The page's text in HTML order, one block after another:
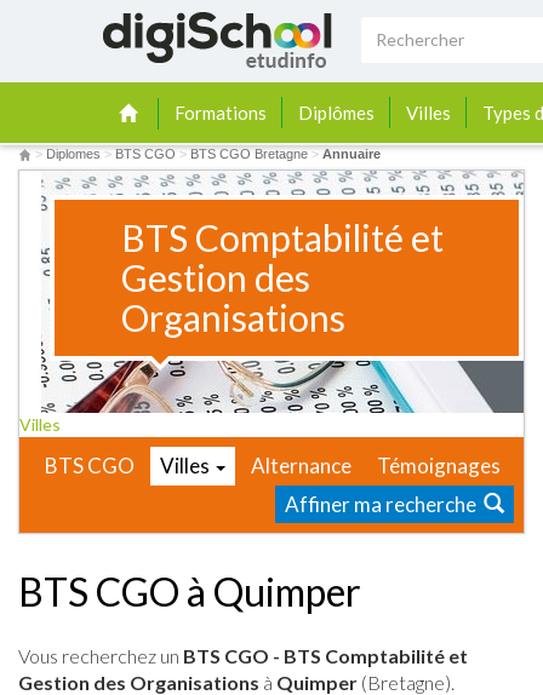
Formations Diplômes Villes Types
> Diplomes > BTS CGO > BTS CGO Bretagne > Annuaire
BTS Comptabilité et
Gestion des
Organisations
Villes
BTS CGO Villes Alternance
Témoignages
Affiner ma recherche
BTS CGO à Quimper
Vous recherchez un BTS CGO - BTS Comptabilité et
Gestion des Organisations à Quimper (Bretagne).